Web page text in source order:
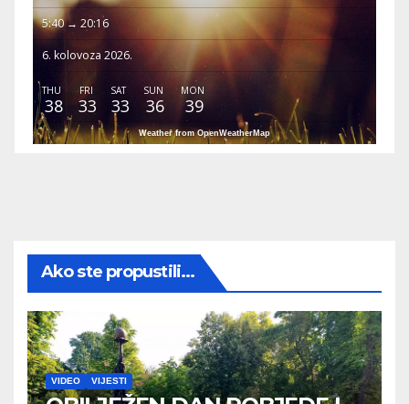
5:40 → 20:16
6. kolovoza 2026.
THU
38
FRI
33
SAT
33
SUN
36
MON
39
Weather from OpenWeatherMap
Ako ste propustili...
VIDEO VIJESTI